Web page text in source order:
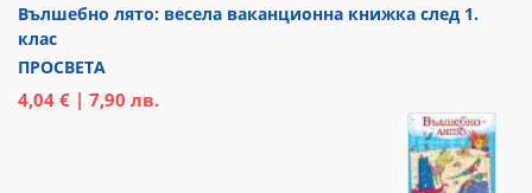
Вълшебно лято: весела ваканционна книжка след 1.
клас
ПРОСВЕТА
4,04 € | 7,90 лв.